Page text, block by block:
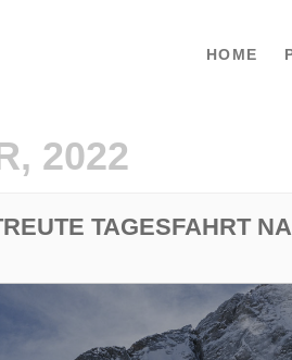
HOME
2022
TAGESFAHRT